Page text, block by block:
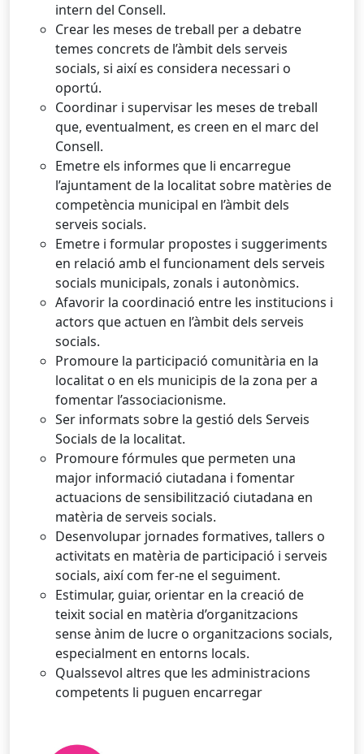
intern del Consell.
Crear les meses de treball per a debatre
temes concrets de l’àmbit dels serveis
socials, si així es considera necessari o
oportú.
Coordinar i supervisar les meses de treball
que, eventualment, es creen en el marc del
Consell.
Emetre els informes que li encarregue
l’ajuntament de la localitat sobre matèries de
competència municipal en l’àmbit dels
serveis socials.
Emetre i formular propostes i suggeriments
en relació amb el funcionament dels serveis
socials municipals, zonals i autonòmics.
Afavorir la coordinació entre les institucions i
actors que actuen en l’àmbit dels serveis
socials.
Promoure la participació comunitària en la
localitat o en els municipis de la zona per a
fomentar l’associacionisme.
Ser informats sobre la gestió dels Serveis
Socials de la localitat.
Promoure fórmules que permeten una
major informació ciutadana i fomentar
actuacions de sensibilització ciutadana en
matèria de serveis socials.
Desenvolupar jornades formatives, tallers o
activitats en matèria de participació i serveis
socials, així com fer-ne el seguiment.
Estimular, guiar, orientar en la creació de
teixit social en matèria d’organitzacions
sense ànim de lucre o organitzacions socials,
especialment en entorns locals.
Qualssevol altres que les administracions
competents li puguen encarregar